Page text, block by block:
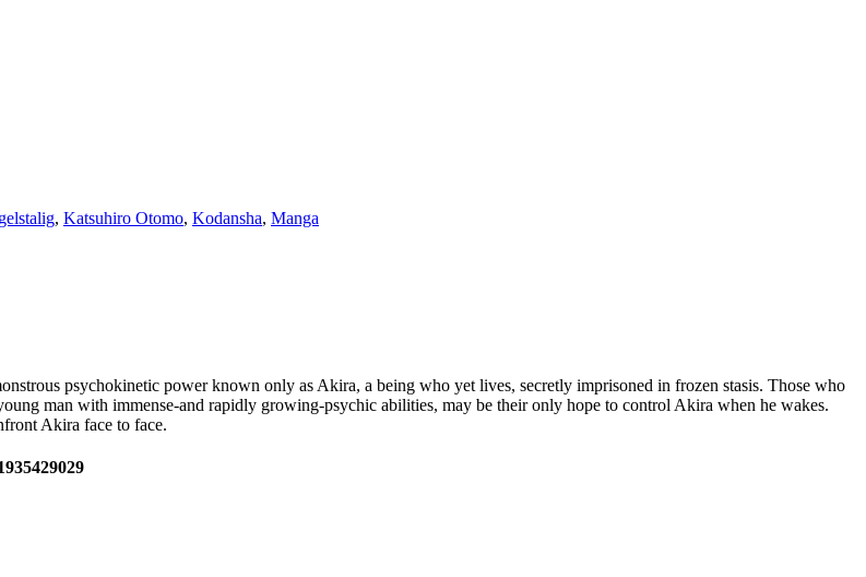
, Katsuhiro Otomo, Kodansha, Manga
psychokinetic power known only as Akira, a being who yet lives, secretly imprisoned in frozen stasis. Those who
man with immense-and rapidly growing-psychic abilities, may be their only hope to control Akira when he wakes.
Akira face to face.